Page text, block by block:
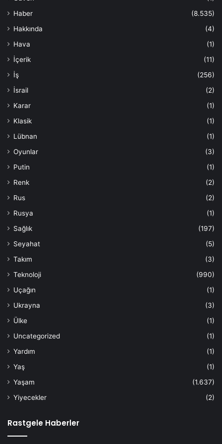
Haber
(8.535)
Hakkında
(4)
Hava
(1)
İçerik
(11)
İş
(256)
İsrail
(2)
Karar
(1)
Klasik
(1)
Lübnan
(1)
Oyunlar
(3)
Putin
(1)
Renk
(2)
Rus
(2)
Rusya
(1)
Sağlık
(197)
Seyahat
(5)
Takım
(3)
Teknoloji
(990)
Uçağın
(1)
Ukrayna
(3)
Ülke
(1)
Uncategorized
(1)
Yardım
(1)
Yaş
(1)
Yaşam
(1.637)
Yiyecekler
(2)
Rastgele Haberler